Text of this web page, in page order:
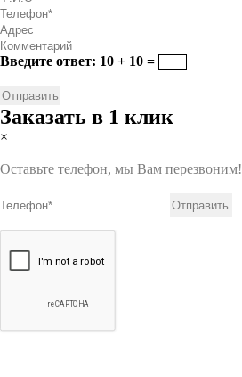
Введите ответ: 10 + 10 =
Заказать в 1 клик
×
Оставьте телефон, мы Вам перезвоним!